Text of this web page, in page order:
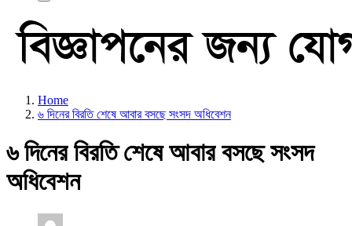
Home
৬ দিনের বিরতি শেষে আবার বসছে সংসদ অধিবেশন
৬ দিনের বিরতি শেষে আবার বসছে সংসদ
অধিবেশন